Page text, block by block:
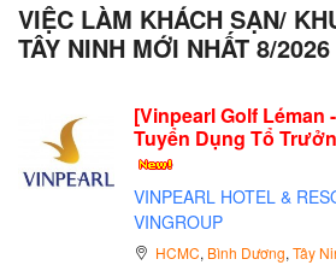
VIỆC LÀM KHÁCH SẠN/
TÂY NINH MỚI NHẤT 8/2026
[Vinpearl Golf Léman
Tuyển Dụng Tổ
VINPEARL HOTEL &
VINGROUP
HCMC, Bình Dương, Tây